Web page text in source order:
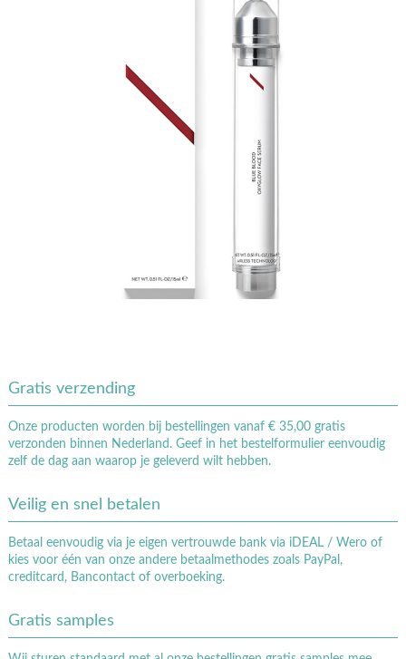
Gratis verzending
Onze producten worden bij bestellingen vanaf € 35,00 gratis
verzonden binnen Nederland. Geef in het bestelformulier eenvoudig
zelf de dag aan waarop je geleverd wilt hebben.
Veilig en snel betalen
Betaal eenvoudig via je eigen vertrouwde bank via iDEAL / Wero of
kies voor één van onze andere betaalmethodes zoals PayPal,
creditcard, Bancontact of overboeking.
Gratis samples